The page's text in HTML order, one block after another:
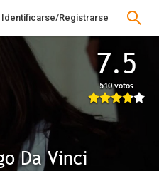
Identificarse/Registrarse
7.5
510 votos
Da Vinci